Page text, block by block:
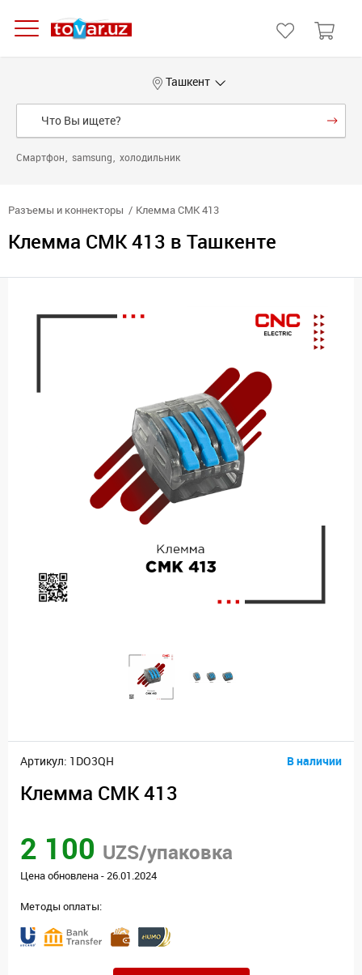
Ташкент
Смартфон samsung холодильник
Разъемы и коннекторы Клемма CMK 413
Клемма CMK 413 в Ташкенте
Артикул: 1DO3QH В наличии
Клемма CMK 413
2 100 UZS/упаковка
Цена обновлена - 26.01.2024
Методы оплаты: